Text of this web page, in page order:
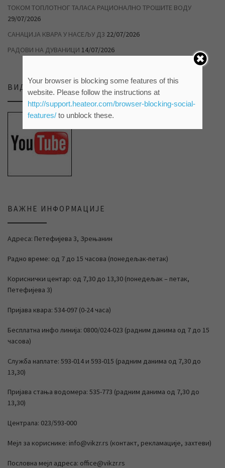
ТОКОМ ТОПЛОТНОГ ТАЛАСА РАЦИОНАЛНО ТРОШИТЕ ВОДУ
29/07/2026
САНАЦИЈА КВАРА У НАСЕЉУ Д3 22/07/2026
РАДОВИ НА ДУВАНИЦИ 14/07/2026
ВИДЕО ПРИЛОЗИ НА НАШЕМ ЈУТЈУБ КАНАЛУ
ВАЖНЕ ИНФОРМАЦИЈЕ
Адреса: Петефијева 3, Зрењанин
Радно време: од 7 до 15 часова (понедељак-петак)
Кориснички центар: од 7,30 до 13,30 (понедељак – петак,
Петефијева 3)
Пријава квара: 534-097 (0-24 часа)
Бесплатна инфо линија: 0800/024-023 (радним данима од 7 до 15
часова)
Служба наплате: 593-014 и 593-015 (радним данима од 7,30 до
13,30)
Пријава стања водомера: 535-773 (радним данима од 7,30 до
13,30)
Централа: 023/593-000
Мејл за кориснике: info@vikzr.rs (контакт, рекламације, захтеви)
Пословна мејл адреса: office@vikzr.rs
Your browser is blocking some features of this
website. Please follow the instructions at
http://support.heateor.com/browser-blocking-social-
features/to unblock these.